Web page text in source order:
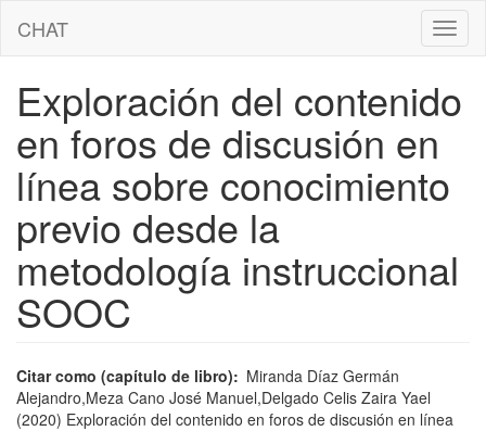
contenido
CHAT
Exploración del contenido
en foros de discusión en
línea sobre conocimiento
previo desde la
metodología instruccional
SOOC
Citar como (capítulo de libro)
Miranda Díaz Germán
Alejandro,Meza Cano José Manuel,Delgado Celis Zaira Yael
(2020) Exploración del contenido en foros de discusión en línea